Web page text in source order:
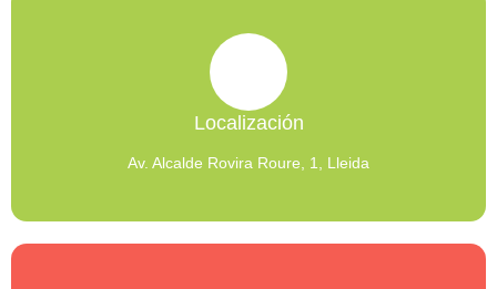
Localización
Av. Alcalde Rovira Roure, 1, Lleida